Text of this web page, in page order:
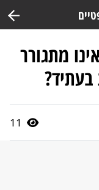
מתגורר
בעתיד?
11